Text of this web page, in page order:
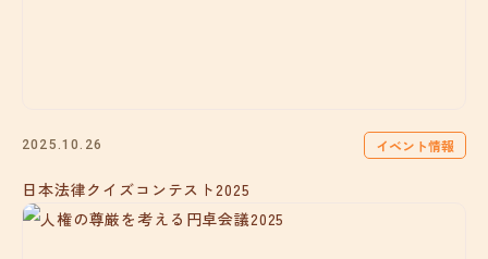
2025.10.26 イベント情報
日本法律クイズコンテスト2025